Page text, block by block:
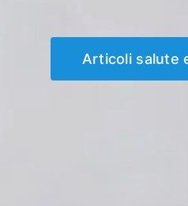
Articoli salute